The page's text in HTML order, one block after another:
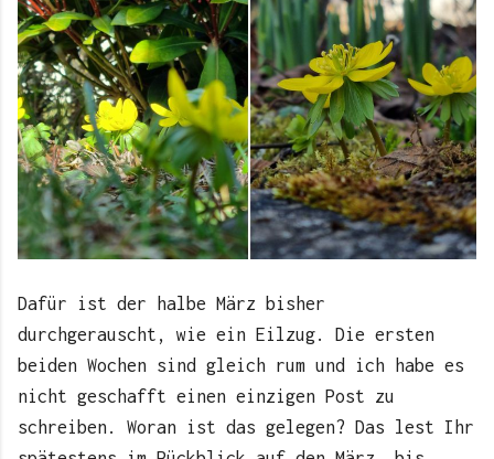
Dafür ist der halbe März bisher
durchgerauscht, wie ein Eilzug. Die ersten
beiden Wochen sind gleich rum und ich habe es
nicht geschafft einen einzigen Post zu
schreiben. Woran ist das gelegen? Das lest Ihr